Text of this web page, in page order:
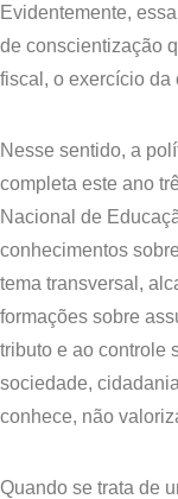
Evidentemente,
de conscientização
fiscal, o exercício da
​Nesse sentido, a
completa este ano
Nacional de
conhecimentos
tema transversal,
formações sobre
tributo e ao controle
sociedade,
conhece, não
​Quando se trata de